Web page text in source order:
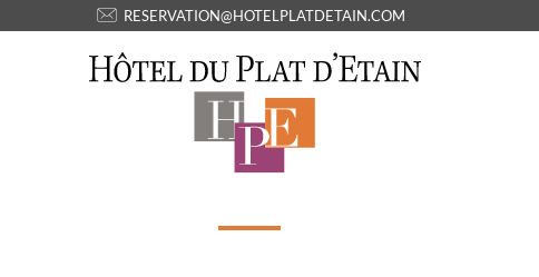
RESERVATION@HOTELPLATDETAIN.COM